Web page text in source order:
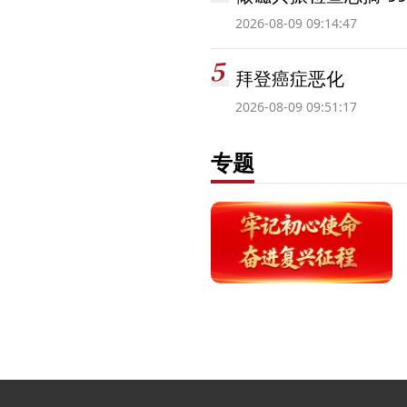
2026-08-09 09:14:47
拜登癌症恶化
2026-08-09 09:51:17
专题